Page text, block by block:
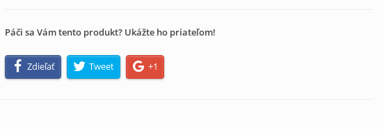
Páči sa Vám tento produkt? Ukážte ho priateľom!
Zdieľať Tweet +1